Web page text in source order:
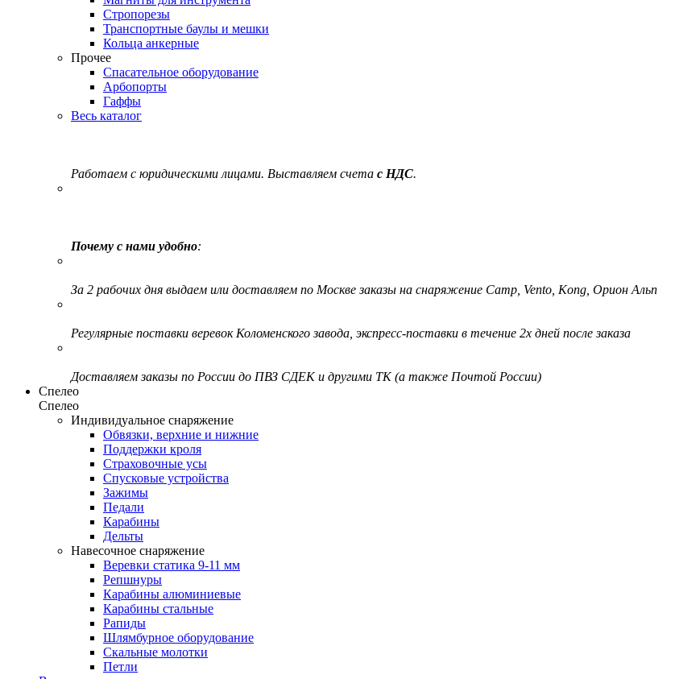
Стропорезы
Транспортные баулы и мешки
Кольца анкерные
Прочее
Спасательное оборудование
Арбопорты
Гаффы
Весь каталог
Работаем с юридическими лицами. Выставляем счета с НДС.
Почему с нами удобно:
За 2 рабочих дня выдаем или доставляем по Москве заказы на снаряжение Camp, Vento, Kong, Орион Альп
Регулярные поставки веревок Коломенского завода, экспресс-поставки в течение 2х дней после заказа
Доставляем заказы по России до ПВЗ СДЕК и другими ТК (а также Почтой России)
Спелео
Спелео
Индивидуальное снаряжение
Обвязки, верхние и нижние
Поддержки кроля
Страховочные усы
Спусковые устройства
Зажимы
Педали
Карабины
Дельты
Навесочное снаряжение
Веревки статика 9-11 мм
Репшнуры
Карабины алюминиевые
Карабины стальные
Рапиды
Шлямбурное оборудование
Скальные молотки
Петли